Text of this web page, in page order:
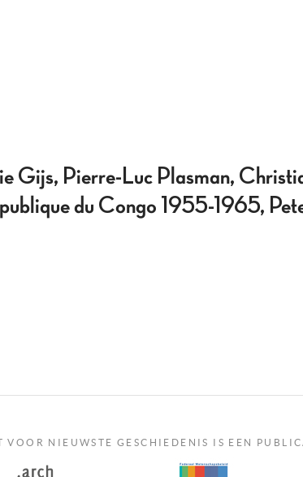
Gijs, Pierre-Luc Plasman,
du Congo 1955-1965,
VOOR NIEUWSTE GESCHIEDENIS IS EEN